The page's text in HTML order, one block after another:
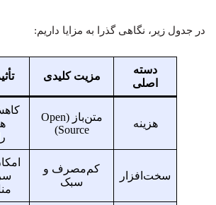
در جدول زیر، نگاهی گذرا به مزایا داریم:
دسته
اصلی
مزیت کلیدی
هزینه
متن‌باز (Open
Source)
سخت‌افزار
کم‌مصرف و
سبک